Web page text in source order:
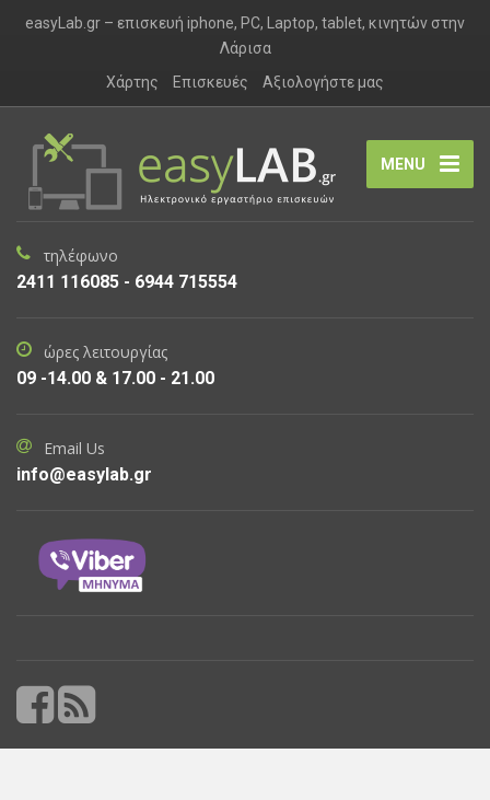
easyLab.gr – επισκευή iphone, PC, Laptop, tablet, κινητών στην
Λάρισα
Χάρτης
Επισκευές Αξιολογήστε μας
MENU
τηλέφωνο
2411 116085 - 6944 715554
ώρες λειτουργίας
09 -14.00 & 17.00 - 21.00
Email Us
info@easylab.gr